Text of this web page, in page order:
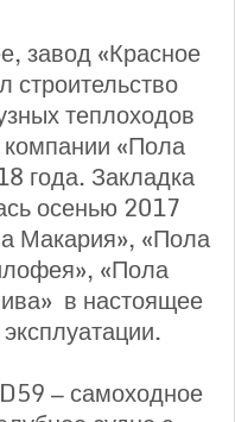
завод «Красное
теплоходов
«Пола
года. Закладка
осенью 2017
Макария», «Пола
«Пола
в настоящее
— самоходное